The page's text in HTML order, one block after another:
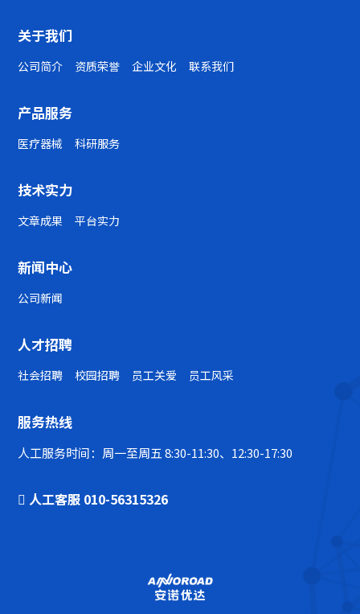
关于我们
公司简介 资质荣誉 企业文化 联系我们
产品服务
医疗器械 科研服务
技术实力
文章成果 平台实力
新闻中心
公司新闻
人才招聘
社会招聘 校园招聘 员工关爱 员工风采
服务热线
人工服务时间：周一至周五 8:30-11:30、12:30-17:30
人工客服 010-56315326